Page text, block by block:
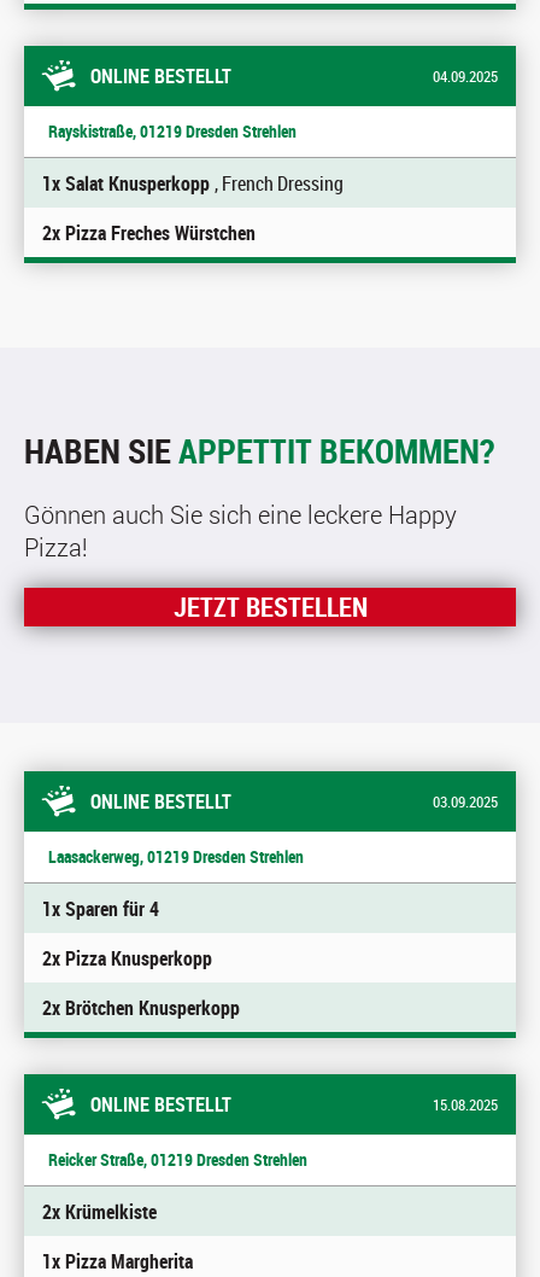
ONLINE BESTELLT 04.09.2025
Rayskistraße, 01219 Dresden Strehlen
1x Salat Knusperkopp, French Dressing
2x Pizza Freches Würstchen
HABEN SIEAPPETTIT BEKOMMEN?
Gönnen auch Sie sich eine leckere Happy
Pizza!
JETZT BESTELLEN
ONLINE BESTELLT 03.09.2025
Laasackerweg, 01219 Dresden Strehlen
1x Sparen für 4
2x Pizza Knusperkopp
2x Brötchen Knusperkopp
ONLINE BESTELLT 15.08.2025
Reicker Straße, 01219 Dresden Strehlen
2x Krümelkiste
1x Pizza Margherita